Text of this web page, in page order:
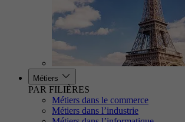
Métiers
PAR FILIÈRES
Métiers dans le commerce
Métiers dans l’industrie